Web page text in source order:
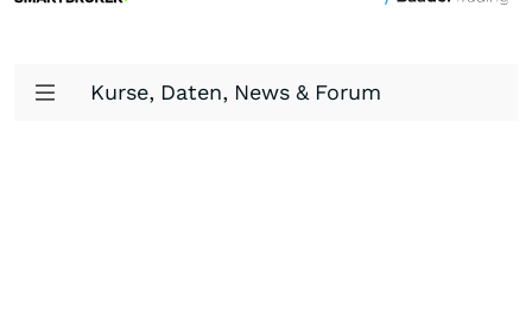
Kurse, Daten, News & Forum